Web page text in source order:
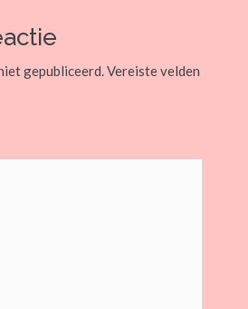
gepubliceerd. Vereiste velden